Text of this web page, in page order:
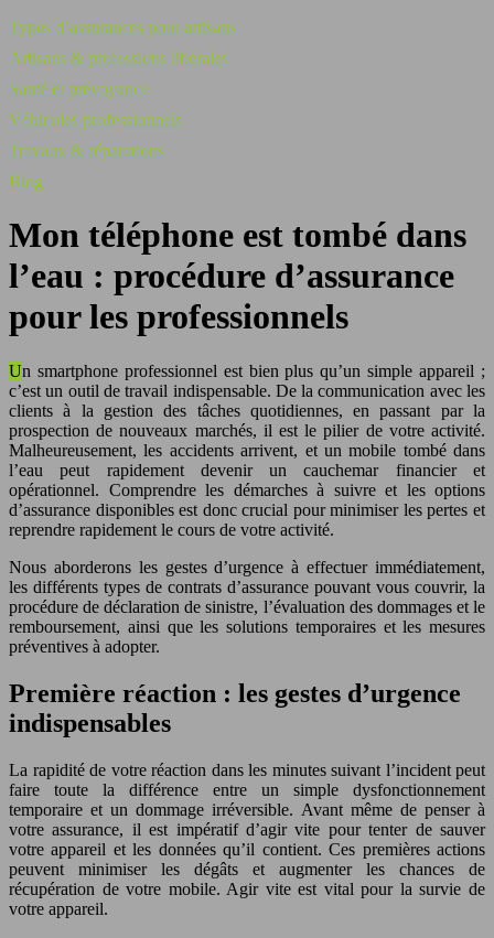
Types d’assurances pour artisans
Artisans & professions libérales
Santé et prévoyance
Véhicules professionnels
Travaux & réparations
Blog
Mon téléphone est tombé dans
l’eau : procédure d’assurance
pour les professionnels
Un smartphone professionnel est bien plus qu’un simple appareil ;
c’est un outil de travail indispensable. De la communication avec les
clients à la gestion des tâches quotidiennes, en passant par la
prospection de nouveaux marchés, il est le pilier de votre activité.
Malheureusement, les accidents arrivent, et un mobile tombé dans
l’eau peut rapidement devenir un cauchemar financier et
opérationnel. Comprendre les démarches à suivre et les options
d’assurance disponibles est donc crucial pour minimiser les pertes et
reprendre rapidement le cours de votre activité.
Nous aborderons les gestes d’urgence à effectuer immédiatement,
les différents types de contrats d’assurance pouvant vous couvrir, la
procédure de déclaration de sinistre, l’évaluation des dommages et le
remboursement, ainsi que les solutions temporaires et les mesures
préventives à adopter.
Première réaction : les gestes d’urgence
indispensables
La rapidité de votre réaction dans les minutes suivant l’incident peut
faire toute la différence entre un simple dysfonctionnement
temporaire et un dommage irréversible. Avant même de penser à
votre assurance, il est impératif d’agir vite pour tenter de sauver
votre appareil et les données qu’il contient. Ces premières actions
peuvent minimiser les dégâts et augmenter les chances de
récupération de votre mobile. Agir vite est vital pour la survie de
votre appareil.